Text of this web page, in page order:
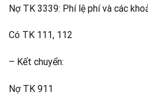
Nợ TK 3339: Phí lệ phí và các
Có TK 111, 112
– Kết chuyển:
Nợ TK 911